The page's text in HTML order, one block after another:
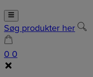
Søg produkter her
0 0